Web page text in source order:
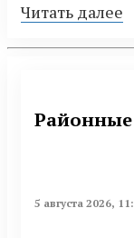
Читать далее
5 августа 2026,